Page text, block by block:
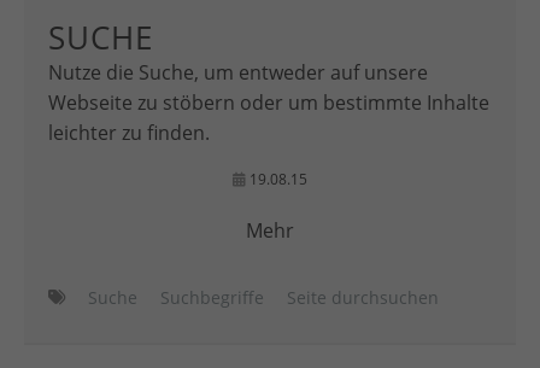
SUCHE
Nutze die Suche, um entweder auf unsere
Webseite zu stöbern oder um bestimmte Inhalte
leichter zu finden.
19.08.15
Mehr
Suche Suchbegriffe Seite durchsuchen